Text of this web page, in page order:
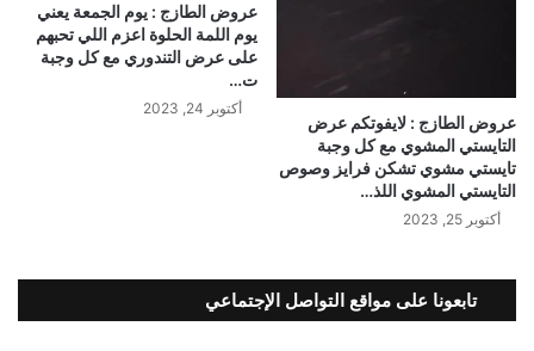
عروض الطازج : لايفوتكم عرض
التايستي المشوي مع كل وجبة
تايستي مشوي تشكن فرايز وصوص
التايستي المشوي اللذ…
أكتوبر 25, 2023
عروض الطازج : يوم الجمعة يعني
يوم اللمة الحلوة اعزم اللي تحبهم
على عرض التندوري مع كل وجبة
ت…
أكتوبر 24, 2023
تابعونا على مواقع التواصل الإجتماعي